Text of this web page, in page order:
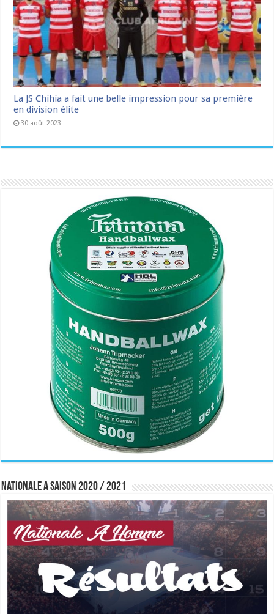
La JS Chihia a fait une belle impression pour sa première
en division élite
30 août 2023
Nationale A saison 2020 / 2021